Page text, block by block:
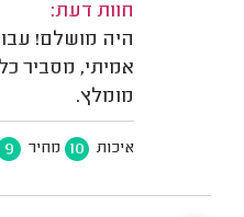
חוות דעת:
היה מושלם!
אמיתי, מסביר
מומלץ.
איכות 10 מחיר 9